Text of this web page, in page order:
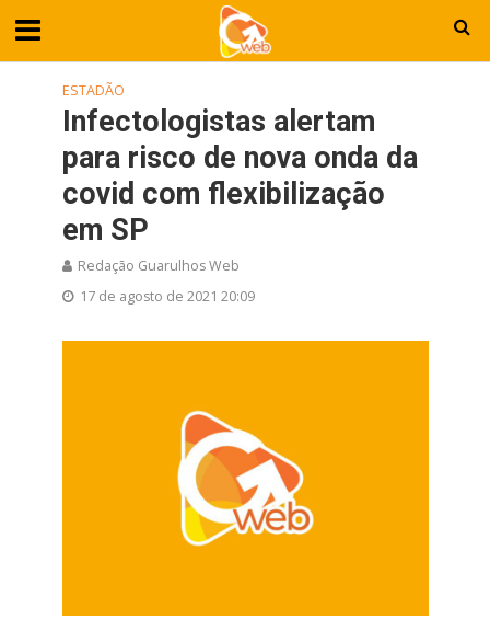
ESTADÃO
Infectologistas alertam
para risco de nova onda da
covid com flexibilização
em SP
Redação Guarulhos Web
17 de agosto de 2021 20:09